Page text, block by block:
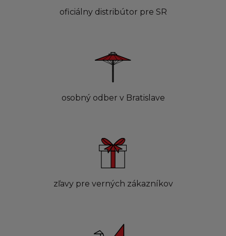
oficiálny distribútor pre SR
osobný odber v Bratislave
zľavy pre verných zákazníkov